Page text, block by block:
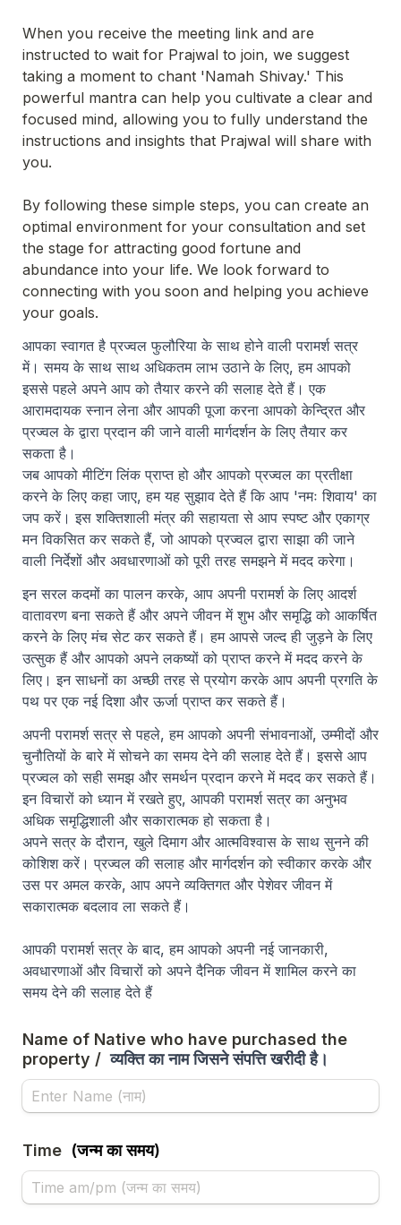
When you receive the meeting link and are
instructed to wait for Prajwal to join, we suggest
taking a moment to chant 'Namah Shivay.' This
powerful mantra can help you cultivate a clear and
focused mind, allowing you to fully understand the
instructions and insights that Prajwal will share with
you.
By following these simple steps, you can create an
optimal environment for your consultation and set
the stage for attracting good fortune and
abundance into your life. We look forward to
connecting with you soon and helping you achieve
your goals.
आपका स्वागत है प्रज्वल फुलौरिया के साथ होने वाली परामर्श सत्र
में। समय के साथ साथ अधिकतम लाभ उठाने के लिए, हम आपको
इससे पहले अपने आप को तैयार करने की सलाह देते हैं। एक
आरामदायक स्नान लेना और आपकी पूजा करना आपको केन्द्रित और
प्रज्वल के द्वारा प्रदान की जाने वाली मार्गदर्शन के लिए तैयार कर
सकता है।
जब आपको मीटिंग लिंक प्राप्त हो और आपको प्रज्वल का प्रतीक्षा
करने के लिए कहा जाए, हम यह सुझाव देते हैं कि आप 'नमः शिवाय' का
जप करें। इस शक्तिशाली मंत्र की सहायता से आप स्पष्ट और एकाग्र
मन विकसित कर सकते हैं, जो आपको प्रज्वल द्वारा साझा की जाने
वाली निर्देशों और अवधारणाओं को पूरी तरह समझने में मदद करेगा।
इन सरल कदमों का पालन करके, आप अपनी परामर्श के लिए आदर्श
वातावरण बना सकते हैं और अपने जीवन में शुभ और समृद्धि को आकर्षित
करने के लिए मंच सेट कर सकते हैं। हम आपसे जल्द ही जुड़ने के लिए
उत्सुक हैं और आपको अपने लकष्यों को प्राप्त करने में मदद करने के
लिए। इन साधनों का अच्छी तरह से प्रयोग करके आप अपनी प्रगति के
पथ पर एक नई दिशा और ऊर्जा प्राप्त कर सकते हैं।
अपनी परामर्श सत्र से पहले, हम आपको अपनी संभावनाओं, उम्मीदों और
चुनौतियों के बारे में सोचने का समय देने की सलाह देते हैं। इससे आप
प्रज्वल को सही समझ और समर्थन प्रदान करने में मदद कर सकते हैं।
इन विचारों को ध्यान में रखते हुए, आपकी परामर्श सत्र का अनुभव
अधिक समृद्धिशाली और सकारात्मक हो सकता है।
अपने सत्र के दौरान, खुले दिमाग और आत्मविश्वास के साथ सुनने की
कोशिश करें। प्रज्वल की सलाह और मार्गदर्शन को स्वीकार करके और
उस पर अमल करके, आप अपने व्यक्तिगत और पेशेवर जीवन में
सकारात्मक बदलाव ला सकते हैं।
आपकी परामर्श सत्र के बाद, हम आपको अपनी नई जानकारी,
अवधारणाओं और विचारों को अपने दैनिक जीवन में शामिल करने का
समय देने की सलाह देते हैं
Name of Native who have purchased the
property / व्यक्ति का नाम जिसने संपत्ति खरीदी है।
Time (जन्म का समय)